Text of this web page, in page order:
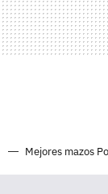
Mejores mazos